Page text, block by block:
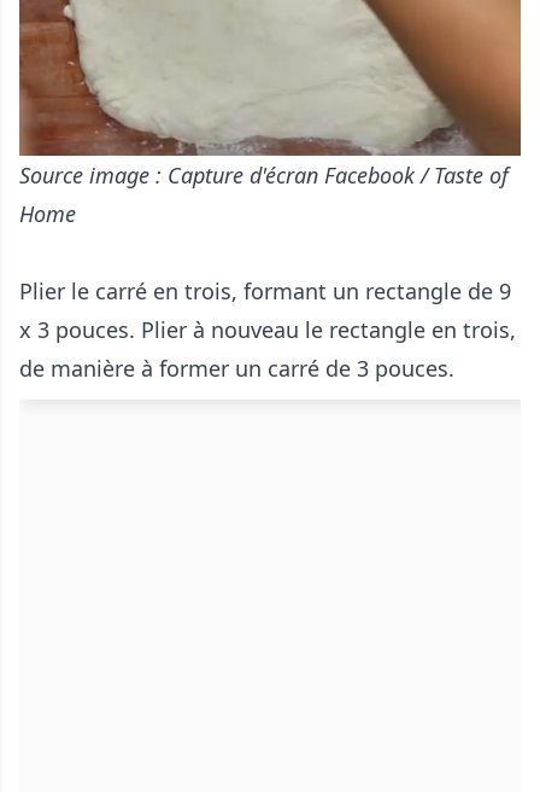
Source image : Capture d'écran Facebook / Taste of
Home
Plier le carré en trois, formant un rectangle de 9
x 3 pouces. Plier à nouveau le rectangle en trois,
de manière à former un carré de 3 pouces.